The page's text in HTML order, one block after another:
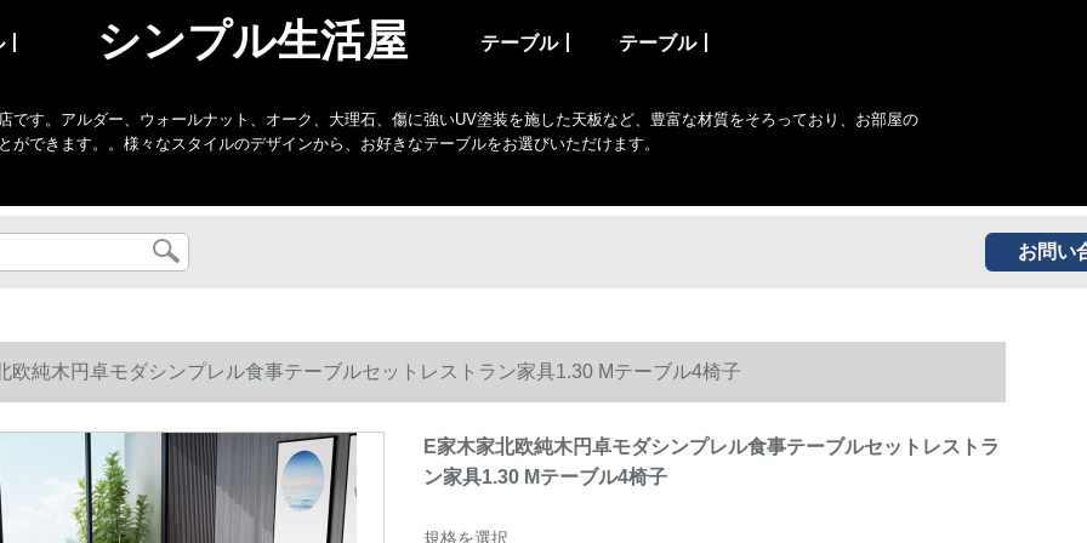
シンプル生活屋 テーブル丨 テーブル丨
です。アルダー、ウォールナット、オーク、大理石、傷に強いUV塗装を施した天板など、豊富な材質をそろっており、お部屋の
ができます。。様々なスタイルのデザインから、お好きなテーブルをお選びいただけます。
お問い
欧純木円卓モダシンプレル食事テーブルセットレストラン家具1.30 Mテーブル4椅子
E家木家北欧純木円卓モダシンプレル食事テーブルセットレストラ
ン家具1.30 Mテーブル4椅子
規格を選択